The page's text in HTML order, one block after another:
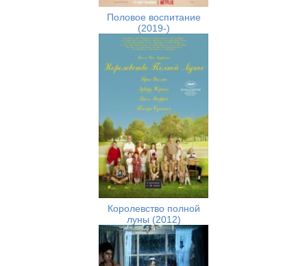
Половое воспитание
(2019-)
Королевство полной
луны (2012)